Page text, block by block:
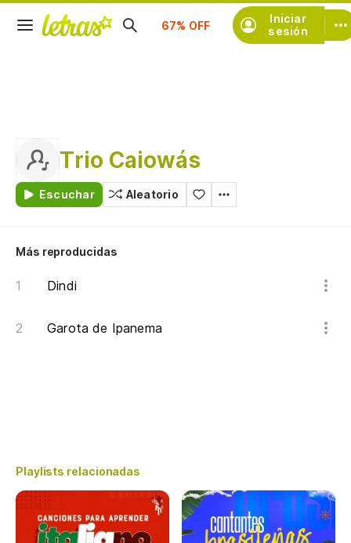
Iniciar
sesión
Suscríbete
Trio Caiowás
Escuchar Aleatorio
Más reproducidas
Dindi
Garota de Ipanema
Playlists relacionadas